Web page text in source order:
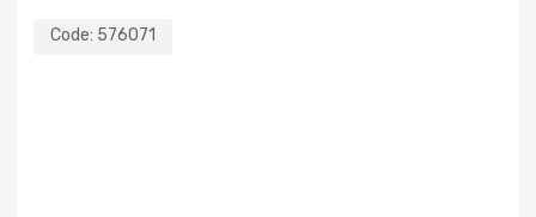
Code: 576071